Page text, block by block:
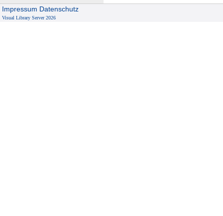
Impressum Datenschutz
Visual Library Server 2026